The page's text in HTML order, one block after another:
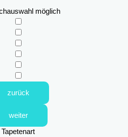
möglich
zurück
weiter
Tapetenart